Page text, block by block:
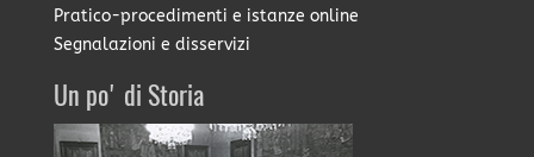
Pratico-procedimenti e istanze online
Segnalazioni e disservizi
Un po' di Storia